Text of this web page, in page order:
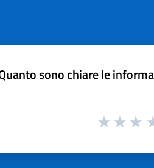
sono chiare le